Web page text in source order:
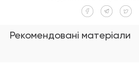
Рекомендовані матеріали